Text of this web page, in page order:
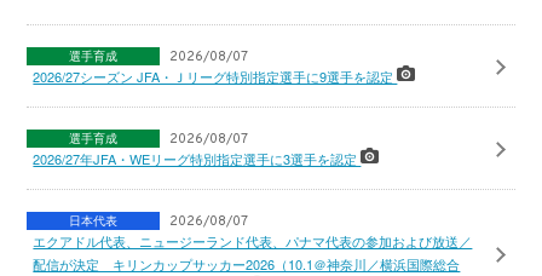
選手育成 2026/08/07
2026/27シーズン JFA・Ｊリーグ特別指定選手に9選手を認定
選手育成 2026/08/07
2026/27年JFA・WEリーグ特別指定選手に3選手を認定
日本代表 2026/08/07
エクアドル代表、ニュージーランド代表、パナマ代表の参加および放送／
配信が決定 キリンカップサッカー2026（10.1＠神奈川／横浜国際総合